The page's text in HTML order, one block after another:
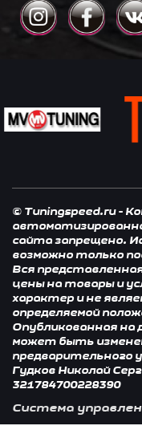
© Tuningspeed.ru -
сайта запрещено.
возможно только
Вся
цены на товары и
характер и не
определяемой
Опубликованная на
может быть
предварительного
Гудков Николай
321784700228390
Система